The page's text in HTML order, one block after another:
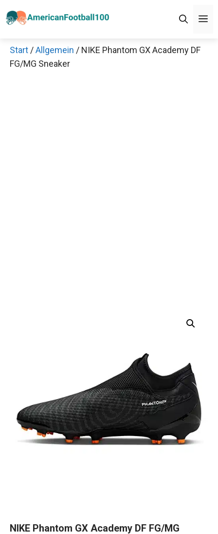
Inhalt
Start /Allgemein / NIKE Phantom GX Academy DF
FG/MG Sneaker
NIKE Phantom GX Academy DF FG/MG